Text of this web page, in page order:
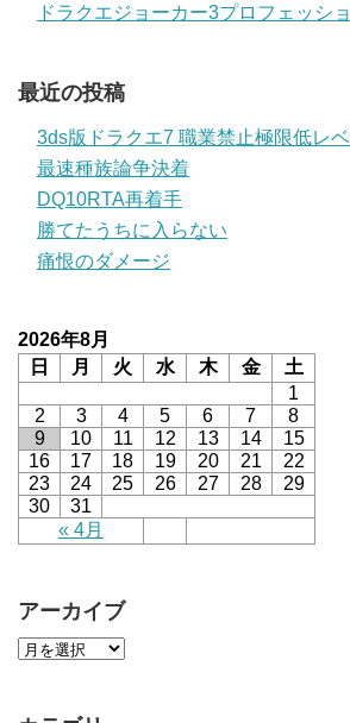
ドラクエジョーカー3プロフェッシ
最近の投稿
3ds版ドラクエ7 職業禁止極限低レ
最速種族論争決着
DQ10RTA再着手
勝てたうちに入らない
痛恨のダメージ
2026年8月
日
月 火 水 木 金 土
« 4月
1
2
3 4 5 6 7
8
9
10 11 12 13 14
15
16
17 18 19 20 21
22
23
24 25 26 27 28
29
30
31
アーカイブ